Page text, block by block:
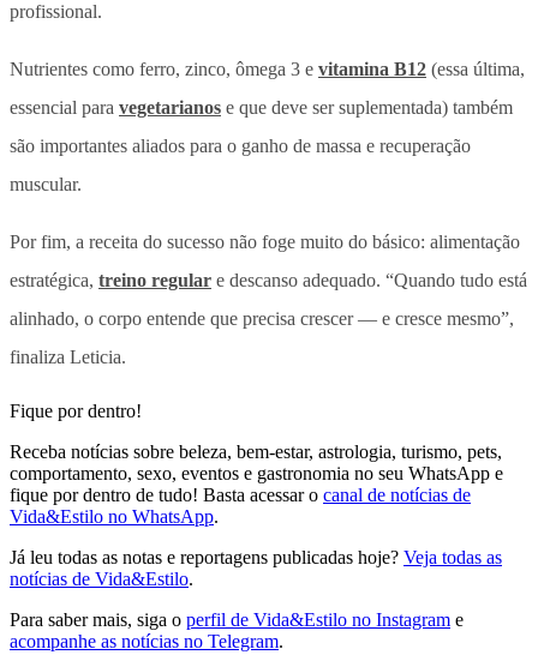
profissional.
Nutrientes como ferro, zinco, ômega 3 e vitamina B12 (essa última,
essencial para vegetarianos e que deve ser suplementada) também
são importantes aliados para o ganho de massa e recuperação
muscular.
Por fim, a receita do sucesso não foge muito do básico: alimentação
estratégica, treino regular e descanso adequado. “Quando tudo está
alinhado, o corpo entende que precisa crescer — e cresce mesmo”,
finaliza Leticia.
Fique por dentro!
Receba notícias sobre beleza, bem-estar, astrologia, turismo, pets,
comportamento, sexo, eventos e gastronomia no seu WhatsApp e
fique por dentro de tudo! Basta acessar o canal de notícias de
Vida&Estilo no WhatsApp.
Já leu todas as notas e reportagens publicadas hoje? Veja todas as
notícias de Vida&Estilo.
Para saber mais, siga o perfil de Vida&Estilo no Instagram e
acompanhe as notícias no Telegram.